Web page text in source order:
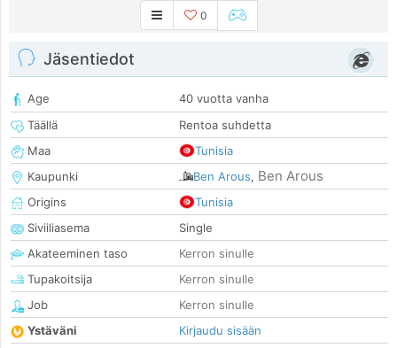
0
Jäsentiedot
Age
40 vuotta vanha
Täällä
Rentoa suhdetta
Maa
Tunisia
Kaupunki
Ben Arous, Ben Arous
Origins
Tunisia
Siviiliasema
Single
Akateeminen taso
Kerron sinulle
Tupakoitsija
Kerron sinulle
Job
Kerron sinulle
Ystäväni
Kirjaudu sisään